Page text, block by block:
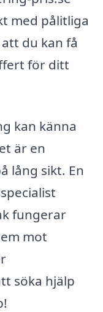
med pålitliga
du kan få
för ditt
kan känna
är en
lång sikt. En
fungerar
mot
söka hjälp